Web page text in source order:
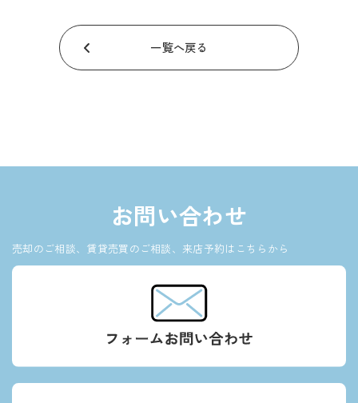
一覧へ戻る
お問い合わせ
売却のご相談、賃貸売買のご相談、来店予約はこちらから